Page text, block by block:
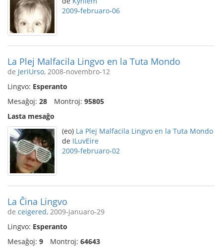
2009-februaro-06
La Plej Malfacila Lingvo en la Tuta Mondo
de JeriUrso, 2008-novembro-12
Lingvo: Esperanto
Mesaĝoj: 28 Montroj: 95805
Lasta mesaĝo
(eo) La Plej Malfacila Lingvo en la Tuta Mondo
de ILuvEire
2009-februaro-02
La Ĉina Lingvo
de ceigered, 2009-januaro-29
Lingvo: Esperanto
Mesaĝoj: 9 Montroj: 64643